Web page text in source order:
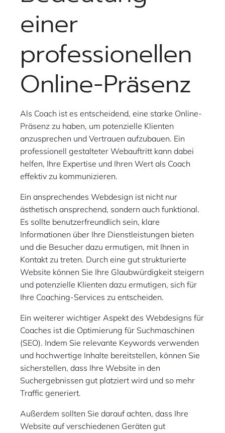
einer
professionellen
Online-Präsenz
Als Coach ist es entscheidend, eine starke Online-
Präsenz zu haben, um potenzielle Klienten
anzusprechen und Vertrauen aufzubauen. Ein
professionell gestalteter Webauftritt kann dabei
helfen, Ihre Expertise und Ihren Wert als Coach
effektiv zu kommunizieren.
Ein ansprechendes Webdesign ist nicht nur
ästhetisch ansprechend, sondern auch funktional.
Es sollte benutzerfreundlich sein, klare
Informationen über Ihre Dienstleistungen bieten
und die Besucher dazu ermutigen, mit Ihnen in
Kontakt zu treten. Durch eine gut strukturierte
Website können Sie Ihre Glaubwürdigkeit steigern
und potenzielle Klienten dazu ermutigen, sich für
Ihre Coaching-Services zu entscheiden.
Ein weiterer wichtiger Aspekt des Webdesigns für
Coaches ist die Optimierung für Suchmaschinen
(SEO). Indem Sie relevante Keywords verwenden
und hochwertige Inhalte bereitstellen, können Sie
sicherstellen, dass Ihre Website in den
Suchergebnissen gut platziert wird und so mehr
Traffic generiert.
Außerdem sollten Sie darauf achten, dass Ihre
Website auf verschiedenen Geräten gut